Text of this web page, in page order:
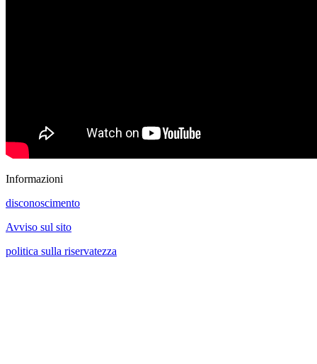
Informazioni
disconoscimento
Avviso sul sito
politica sulla riservatezza